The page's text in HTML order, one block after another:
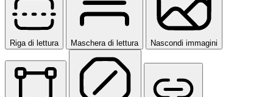
Riga di lettura Maschera di lettura Nascondi immagini